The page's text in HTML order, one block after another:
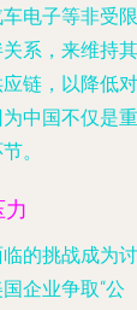
电子等非受限
系，来维持其
链，以降低对
中国不仅是重
。
力
的挑战成为讨
企业争取“公